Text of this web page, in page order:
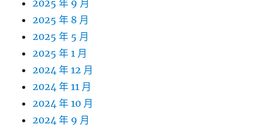
2025 年 9 月
2025 年 8 月
2025 年 5 月
2025 年 1 月
2024 年 12 月
2024 年 11 月
2024 年 10 月
2024 年 9 月